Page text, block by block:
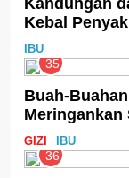
Kandungan
Kebal
IBU
35
Buah-
Meringankan
GIZI IBU
36